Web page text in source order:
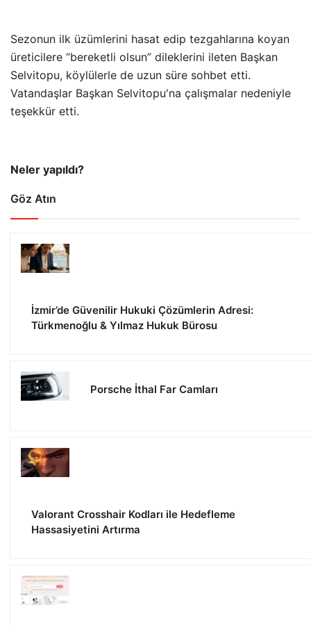
Sezonun ilk üzümlerini hasat edip tezgahlarına koyan
üreticilere “bereketli olsun” dileklerini ileten Başkan
Selvitopu, köylülerle de uzun süre sohbet etti.
Vatandaşlar Başkan Selvitopu'na çalışmalar nedeniyle
teşekkür etti.
Neler yapıldı?
Göz Atın
İzmir’de Güvenilir Hukuki Çözümlerin Adresi:
Türkmenoğlu & Yılmaz Hukuk Bürosu
Porsche İthal Far Camları
Valorant Crosshair Kodları ile Hedefleme
Hassasiyetini Artırma